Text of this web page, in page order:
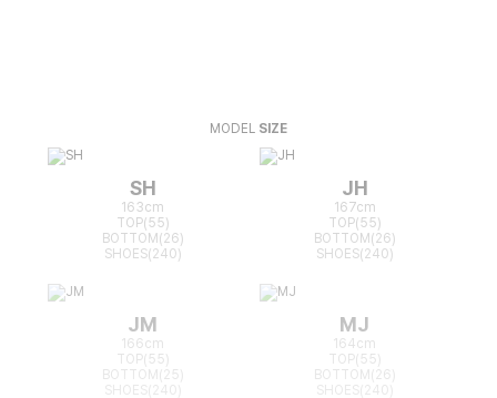
MODEL SIZE
SH
163cm
TOP(55)
BOTTOM(26)
SHOES(240)
JH
167cm
TOP(55)
BOTTOM(26)
SHOES(240)
JM
166cm
TOP(55)
BOTTOM(25)
MJ
164cm
TOP(55)
BOTTOM(26)